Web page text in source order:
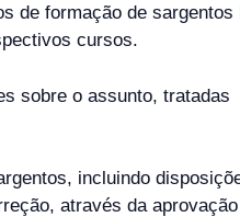
de formação de sargentos
cursos.
sobre o assunto, tratadas
incluindo
através da